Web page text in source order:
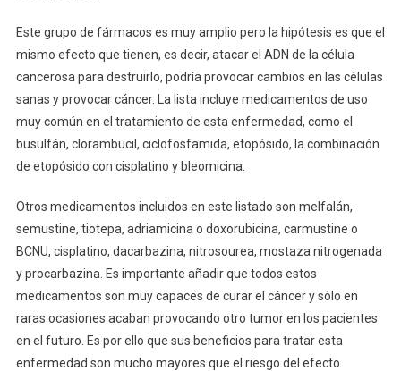
Este grupo de fármacos es muy amplio pero la hipótesis es que el
mismo efecto que tienen, es decir, atacar el ADN de la célula
cancerosa para destruirlo, podría provocar cambios en las células
sanas y provocar cáncer. La lista incluye medicamentos de uso
muy común en el tratamiento de esta enfermedad, como el
busulfán, clorambucil, ciclofosfamida, etopósido, la combinación
de etopósido con cisplatino y bleomicina.
Otros medicamentos incluidos en este listado son melfalán,
semustine, tiotepa, adriamicina o doxorubicina, carmustine o
BCNU, cisplatino, dacarbazina, nitrosourea, mostaza nitrogenada
y procarbazina. Es importante añadir que todos estos
medicamentos son muy capaces de curar el cáncer y sólo en
raras ocasiones acaban provocando otro tumor en los pacientes
en el futuro. Es por ello que sus beneficios para tratar esta
enfermedad son mucho mayores que el riesgo del efecto